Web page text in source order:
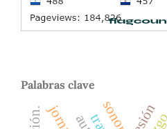
Palabras clave